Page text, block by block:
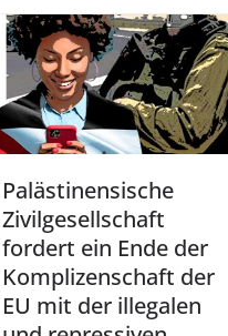
Palästinensische
Zivilgesellschaft
fordert ein Ende der
Komplizenschaft der
EU mit der illegalen